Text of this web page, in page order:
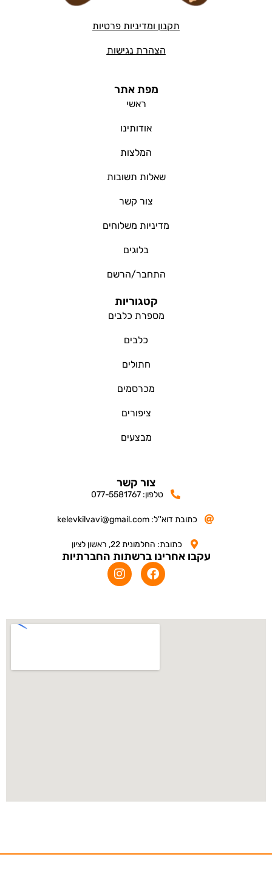
צור קשר
טלפון: 077-5581767
כתובת דוא''ל: kelevkilvavi@gmail.com
כתובת: החלמונית 22, ראשון לציון
עקבו אחרינו ברשתות החברתיות
קטגוריות
מספרת כלבים
כלבים
חתולים
מכרסמים
ציפורים
מבצעים
מפת אתר
ראשי
אודותינו
המלצות
שאלות תשובות
צור קשר
מדיניות משלוחים
בלוגים
התחבר/הרשם
תקנון ומדיניות פרטיות
הצהרת נגישות